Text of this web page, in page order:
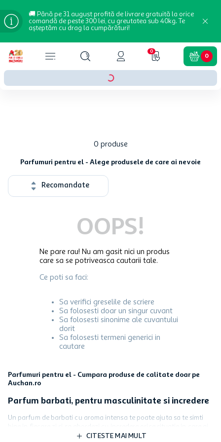
🚚 Până pe 31 august profită de livrare gratuită la orice
comandă de peste 300 lei, cu greutatea sub 40kg. Te
așteptăm cu drag la cumpărături!
0
0
0 produse
Parfumuri pentru el - Alege produsele de care ai nevoie
Recomandate
OOPS!
Ne pare rau! Nu am gasit nici un produs
care sa se potriveasca cautarii tale.
Ce poti sa faci:
Sa verifici greselile de scriere
Sa folosesti doar un singur cuvant
Sa folosesti sinonime ale cuvantului
dorit
Sa folosesti termeni generici in
cautare
Parfumuri pentru el - Cumpara produse de calitate doar pe
Auchan.ro
Parfum barbati, pentru masculinitate si incredere
Un parfum de barbati cu aroma intensa te poate ajuta sa te simti
putea fi pus. La locul de munca sau in alte contexte sociale, un
CITESTE MAI MULT